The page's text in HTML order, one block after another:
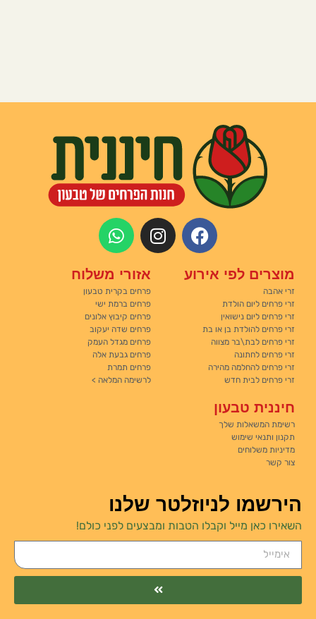
מוצרים לפי אירוע
זרי אהבה
זרי פרחים ליום הולדת
זרי פרחים ליום נישואין
זרי פרחים להולדת בן או בת
זרי פרחים לבת\בר מצווה
זרי פרחים לחתונה
זרי פרחים להחלמה מהירה
זרי פרחים לבית חדש
אזורי משלוח
פרחים בקרית טבעון
פרחים ברמת ישי
פרחים קיבוץ אלונים
פרחים שדה יעקוב
פרחים מגדל העמק
פרחים גבעת אלה
פרחים תמרת
לרשימה המלאה >
חיננית טבעון
רשימת המשאלות שלך
תקנון ותנאי שימוש
מדיניות משלוחים
צור קשר
הירשמו לניוזלטר שלנו
השאירו כאן מייל וקבלו הטבות ומבצעים לפני כולם!